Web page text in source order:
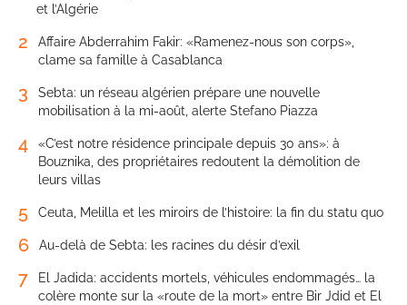
et l’Algérie
2
Affaire Abderrahim Fakir: «Ramenez-nous son corps»,
clame sa famille à Casablanca
3
Sebta: un réseau algérien prépare une nouvelle
mobilisation à la mi-août, alerte Stefano Piazza
4
«C’est notre résidence principale depuis 30 ans»: à
Bouznika, des propriétaires redoutent la démolition de
leurs villas
5 Ceuta, Melilla et les miroirs de l’histoire: la fin du statu quo
6 Au-delà de Sebta: les racines du désir d’exil
7
El Jadida: accidents mortels, véhicules endommagés… la
colère monte sur la «route de la mort» entre Bir Jdid et El